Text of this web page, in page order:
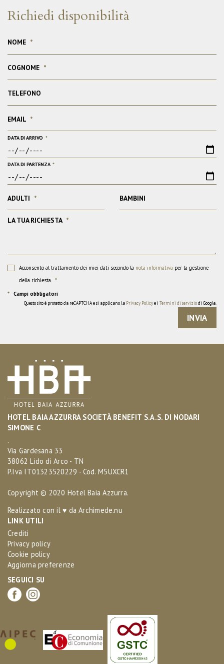
Richiedi disponibilità
NOME *
COGNOME *
TELEFONO
EMAIL *
DATA DI ARRIVO *
DATA DI PARTENZA *
ADULTI * BAMBINI
LA TUA RICHIESTA *
Acconsento al trattamento dei miei dati secondo la nota informativa per la gestione
della richiesta. *
* Campi obbligatori
Questo sito è protetto da reCAPTCHA e si applicano la Privacy Policye i Termini di serviziodi Google.
INVIA
HOTEL BAIA AZZURRA SOCIETÀ BENEFIT S.A.S. DI NODARI
SIMONE C
.
Via Gardesana 33
38062 Lido di Arco - TN
P.Iva IT01323520229 - Cod. M5UXCR1
Copyright © 2020 Hotel Baia Azzurra.
Realizzato con il ♥ daArchimede.nu
LINK UTILI
Crediti
Privacy policy
Cookie policy
Aggiorna preferenze
SEGUICI SU